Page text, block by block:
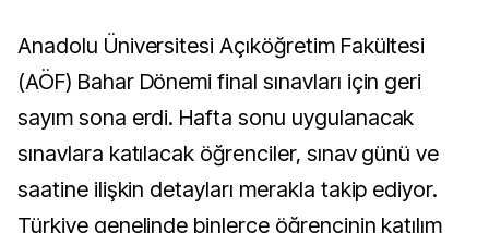
Anadolu Üniversitesi Açıköğretim Fakültesi
(AÖF) Bahar Dönemi final sınavları için geri
sayım sona erdi. Hafta sonu uygulanacak
sınavlara katılacak öğrenciler, sınav günü ve
saatine ilişkin detayları merakla takip ediyor.
Türkiye genelinde binlerce öğrencinin katılım